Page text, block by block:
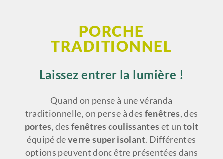
PORCHE
TRADITIONNEL
Laissez entrer la lumière !
Quand on pense à une véranda
traditionnelle, on pense à des fenêtres, des
portes, des fenêtres coulissanteset un toit
équipé deverre super isolant. Différentes
options peuvent donc être présentées dans